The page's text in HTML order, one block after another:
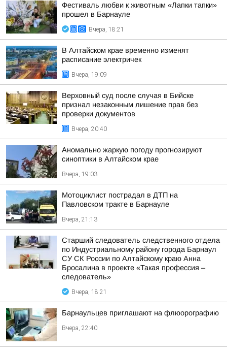
Фестиваль любви к животным «Лапки тапки»
прошел в Барнауле
Вчера, 18:21
В Алтайском крае временно изменят
расписание электричек
Вчера, 19:09
Верховный суд после случая в Бийске
признал незаконным лишение прав без
проверки документов
Вчера, 20:40
Аномально жаркую погоду прогнозируют
синоптики в Алтайском крае
Вчера, 19:03
Мотоциклист пострадал в ДТП на
Павловском тракте в Барнауле
Вчера, 21:13
Старший следователь следственного отдела
по Индустриальному району города Барнаул
СУ СК России по Алтайскому краю Анна
Бросалина в проекте «Такая профессия –
следователь»
Вчера, 18:21
Барнаульцев приглашают на флюорографию
Вчера, 22:40